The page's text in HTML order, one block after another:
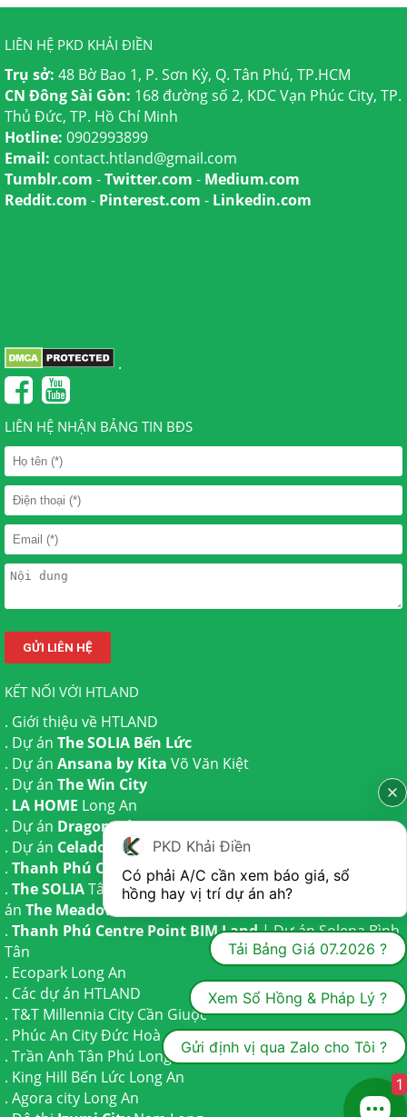
LIÊN HỆ PKD KHẢI ĐIỀN
Trụ sở: 48 Bờ Bao 1, P. Sơn Kỳ, Q. Tân Phú, TP.HCM
CN Đông Sài Gòn: 168 đường số 2, KDC Vạn Phúc City, TP.
Thủ Đức, TP. Hồ Chí Minh
Hotline: 0902993899
Email: contact.htland@gmail.com
Tumblr.com -Twitter.com - Medium.com
Reddit.com - Pinterest.com - Linkedin.com
.
LIÊN HỆ NHẬN BẢNG TIN BĐS
KẾT NỐI VỚI HTLAND
. Giới thiệu về HTLAND
. Dự án The SOLIA Bến Lức
. Dự án Ansana by Kita Võ Văn Kiệt
. Dự án The Win City
. LA HOME Long An
. Dự án Dragon Eden Long An
. Dự án Celadon City
Tân Phú
. Thanh Phú Centre PointBến Lức
. The SOLIATây Ninh | Dự ánThe AGULATrần Anh và Dự
án The Meadow
. Thanh Phú Centre Point BIM Land| Dự ánSolena Bình
Tân
. Ecopark Long An
. Các dự án HTLAND
. T&T Millennia City Cần Giuộc
. Phúc An CityĐức Hoà
. Trần Anh Tân Phú Long An
. King Hill Bến Lức Long An
. Agora city Long An
PKD Khải Điền
Có phải A/C cần xem báo giá, sổ
hồng hay vị trí dự án ah?
Tải Bảng Giá 07.2026 ?
Xem Sổ Hồng & Pháp Lý ?
Gửi định vị qua Zalo cho Tôi ?
1